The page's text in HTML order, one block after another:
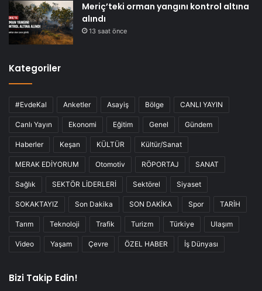
Meriç’teki orman yangını kontrol altına
alındı
13 saat önce
Kategoriler
#EvdeKal Anketler Asayiş Bölge CANLI YAYIN
Canlı Yayın Ekonomi Eğitim Genel Gündem
Haberler Keşan KÜLTÜR Kültür/Sanat
MERAK EDİYORUM Otomotiv RÖPORTAJ SANAT
Sağlık SEKTÖR LİDERLERİ Sektörel Siyaset
SOKAKTAYIZ Son Dakika SON DAKİKA Spor TARİH
Tarım Teknoloji Trafik Turizm Türkiye Ulaşım
Video Yaşam Çevre ÖZEL HABER İş Dünyası
Bizi Takip Edin!